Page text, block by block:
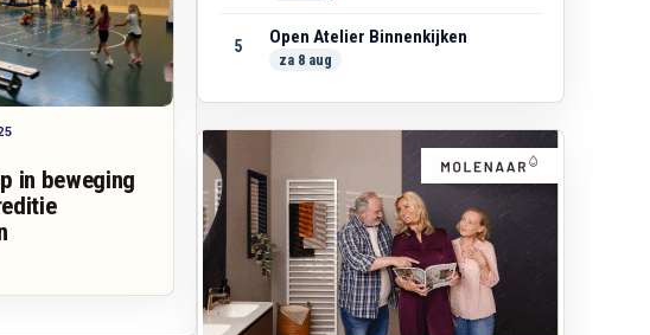
in beweging
5 Open Atelier Binnenkijken
za 8 aug